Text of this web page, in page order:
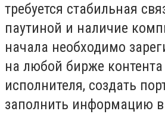
требуется стабильная
паутиной и наличие
начала необходимо
на любой бирже контента
исполнителя, создать
заполнить информацию